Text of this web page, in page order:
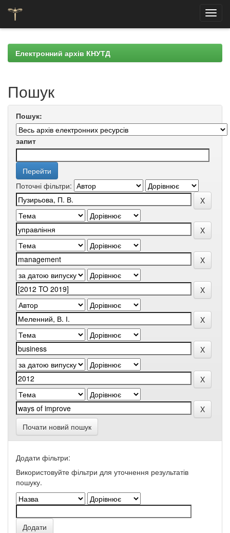
navigationЕлектронний архів КНУТД
Пошук
Пошук:
запит
Поточні фільтри:
Почати новий пошук
Додати фільтри:
Використовуйте фільтри для уточнення результатів
пошуку.